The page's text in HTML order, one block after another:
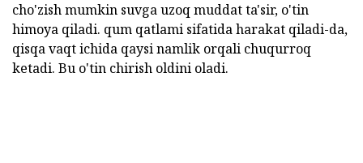
cho'zish mumkin suvga uzoq muddat ta'sir, o'tin
himoya qiladi. qum qatlami sifatida harakat qiladi-da,
qisqa vaqt ichida qaysi namlik orqali chuqurroq
ketadi. Bu o'tin chirish oldini oladi.